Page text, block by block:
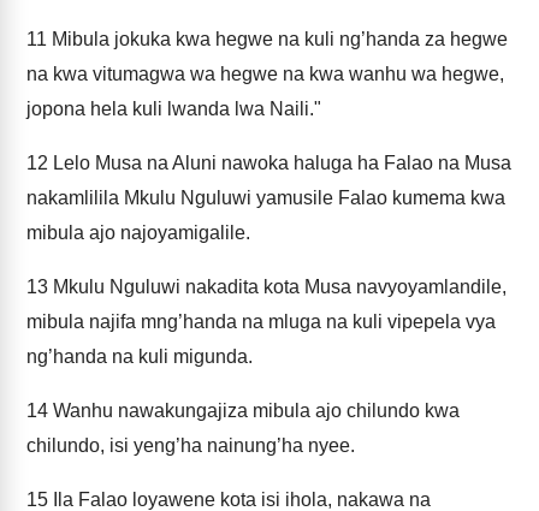
11 Mibula jokuka kwa hegwe na kuli ng’handa za hegwe
na kwa vitumagwa wa hegwe na kwa wanhu wa hegwe,
jopona hela kuli lwanda lwa Naili."
12 Lelo Musa na Aluni nawoka haluga ha Falao na Musa
nakamlilila Mkulu Nguluwi yamusile Falao kumema kwa
mibula ajo najoyamigalile.
13 Mkulu Nguluwi nakadita kota Musa navyoyamlandile,
mibula najifa mng’handa na mluga na kuli vipepela vya
ng’handa na kuli migunda.
14 Wanhu nawakungajiza mibula ajo chilundo kwa
chilundo, isi yeng’ha nainung’ha nyee.
15 Ila Falao loyawene kota isi ihola, nakawa na